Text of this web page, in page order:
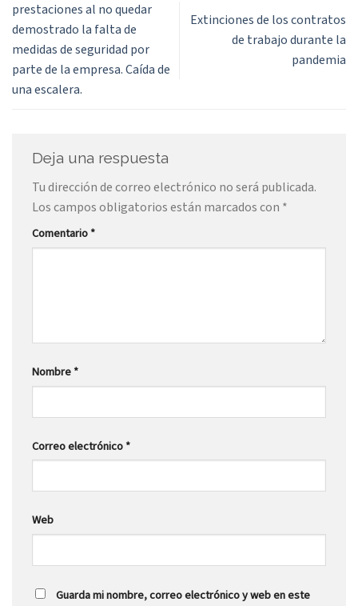
prestaciones al no quedar
demostrado la falta de
medidas de seguridad por
parte de la empresa. Caída de
una escalera.
Extinciones de los contratos
de trabajo durante la
pandemia
Deja una respuesta
Tu dirección de correo electrónico no será publicada.
Los campos obligatorios están marcados con *
Comentario*
Nombre*
Correo electrónico*
Web
Guarda mi nombre, correo electrónico y web en este